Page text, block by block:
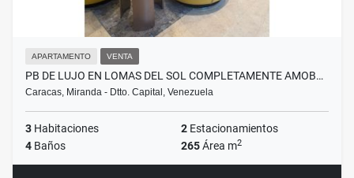
APARTAMENTO VENTA
PB DE LUJO EN LOMAS DEL SOL COMPLETAMENTE AMOB…
Caracas, Miranda - Dtto. Capital, Venezuela
3 Habitaciones 2 Estacionamientos
4 Baños 265Área m2